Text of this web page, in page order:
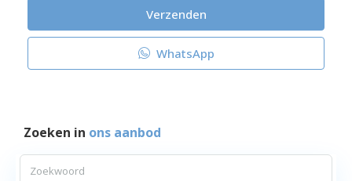
Verzenden
WhatsApp
Zoeken in ons aanbod